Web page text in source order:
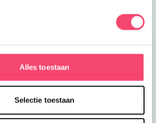
Alles toestaan
Selectie toestaan
zomerboeken voor